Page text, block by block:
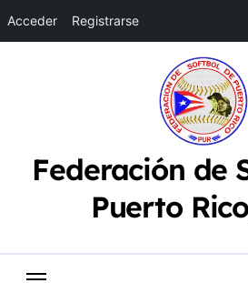
Acceder Registrarse
Federación de
Puerto